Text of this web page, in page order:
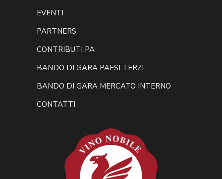
EVENTI
PARTNERS
CONTRIBUTI PA
BANDO DI GARA PAESI TERZI
BANDO DI GARA MERCATO INTERNO
CONTATTI